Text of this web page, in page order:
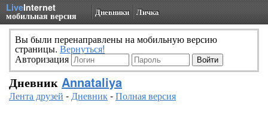
LiveInternet
мобильная версия Дневники Личка
Вы были перенаправлены на мобильную версию
страницы. Вернуться!
Авторизация
Дневник Annataliya
Лента друзей -Дневник-Полная версия